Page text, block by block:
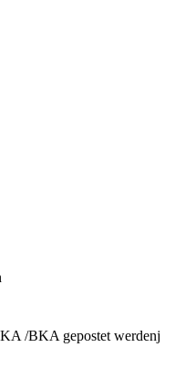
/BKA gepostet werdenj